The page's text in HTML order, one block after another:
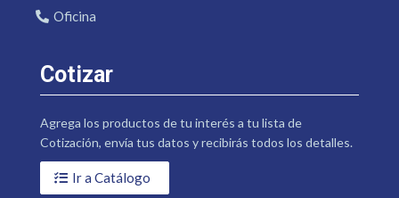
Oficina
Cotizar
Agrega los productos de tu interés a tu lista de
Cotización, envía tus datos y recibirás todos los detalles.
Ir a Catálogo